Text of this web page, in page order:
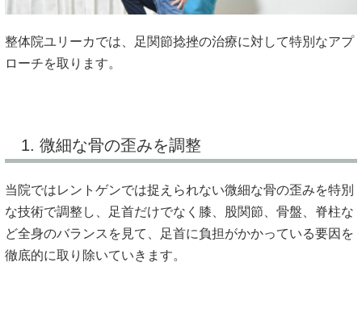
整体院ユリーカでは、足関節捻挫の治療に対して特別なアプ
ローチを取ります。
1. 微細な骨の歪みを調整
当院ではレントゲンでは捉えられない微細な骨の歪みを特別
な技術で調整し、足首だけでなく膝、股関節、骨盤、脊柱な
ど全身のバランスを見て、足首に負担がかかっている要因を
徹底的に取り除いていきます。